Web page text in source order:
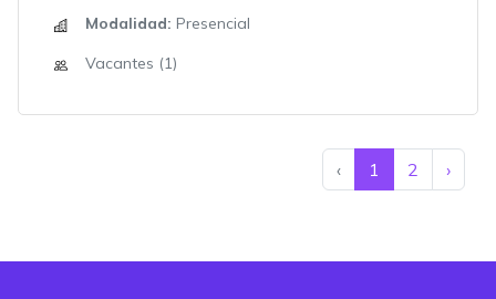
Modalidad: Presencial
Vacantes (1)
‹ 1 2 ›